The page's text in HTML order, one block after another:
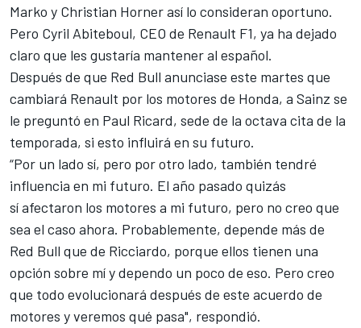
Marko y Christian Horner así lo consideran oportuno.
Pero Cyril Abiteboul, CEO de Renault F1, ya ha dejado
claro que les gustaría mantener al español.
Después de que Red Bull anunciase este martes que
cambiará Renault por los motores de Honda, a Sainz se
le preguntó en Paul Ricard, sede de la octava cita de la
temporada, si esto influirá en su futuro.
“Por un lado sí, pero por otro lado, también tendré
influencia en mi futuro. El año pasado quizás
sí afectaron los motores a mi futuro, pero no creo que
sea el caso ahora. Probablemente, depende más de
Red Bull que de Ricciardo, porque ellos tienen una
opción sobre mí y dependo un poco de eso. Pero creo
que todo evolucionará después de este acuerdo de
motores y veremos qué pasa", respondió.